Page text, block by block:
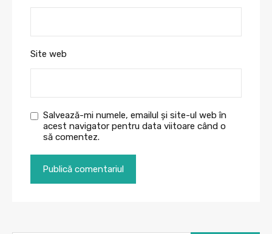
Site web
Salvează-mi numele, emailul și site-ul web în
acest navigator pentru data viitoare când o
să comentez.